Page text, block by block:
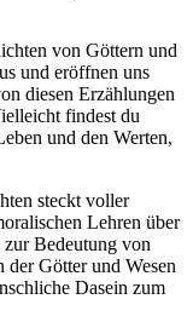
von Göttern und
und eröffnen uns
diesen Erzählungen
findest du
und den Werten,
steckt voller
Lehren über
Bedeutung von
der Götter und Wesen
Dasein zum